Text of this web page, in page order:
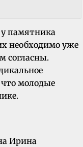
памятника
необходимо уже
согласны.
молодые
Ирина